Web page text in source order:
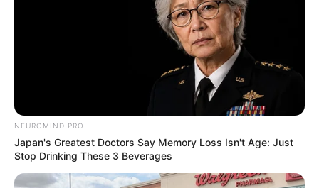
NEUROMIND PRO
Japan's Greatest Doctors Say Memory Loss Isn't Age: Just
Stop Drinking These 3 Beverages